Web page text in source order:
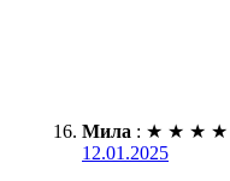
Мила : ★ ★ ★ ★
12.01.2025